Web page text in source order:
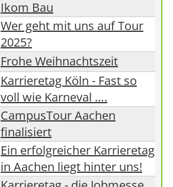
Ikom Bau
Wer geht mit uns auf Tour
2025?
Frohe Weihnachtszeit
Karrieretag Köln - Fast so
voll wie Karneval ….
CampusTour Aachen
finalisiert
Ein erfolgreicher Karrieretag
in Aachen liegt hinter uns!